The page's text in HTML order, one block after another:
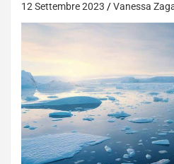
12 Settembre 2023 Vanessa